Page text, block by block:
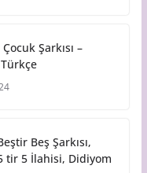
Şarkısı –
Beş Şarkısı,
tir 5 İlahisi, Didiyom